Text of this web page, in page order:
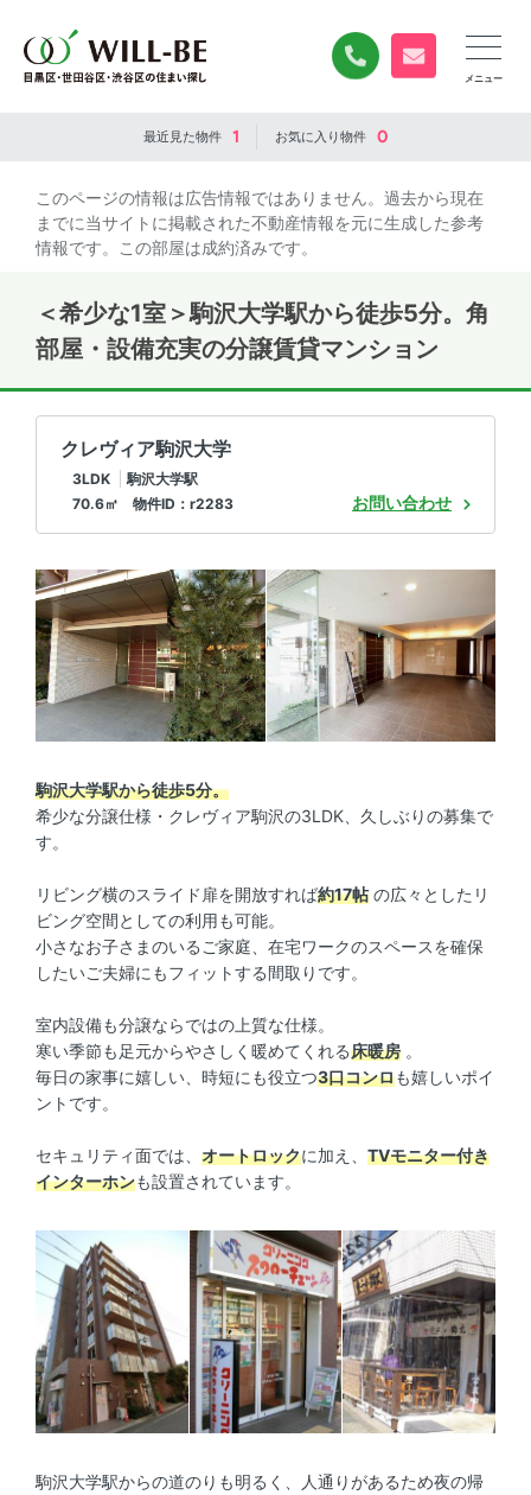
0120-840-834
無料お問い合
最近見た物件 1 お気に入り物件 0
このページの情報は広告情報ではありません。過去から現在
までに当サイトに掲載された不動産情報を元に生成した参考
情報です。この部屋は成約済みです。
＜希少な1室＞駒沢大学駅から徒歩5分。角
部屋・設備充実の分譲賃貸マンション
クレヴィア駒沢大学
3LDK
駒沢大学駅
70.6㎡ 物件ID：r2283
お問い合わせ
駒沢大学駅から徒歩5分。
希少な分譲仕様・クレヴィア駒沢の3LDK、久しぶりの募集で
す。
リビング横のスライド扉を開放すれば約17帖の広々としたリ
ビング空間としての利用も可能。
小さなお子さまのいるご家庭、在宅ワークのスペースを確保
したいご夫婦にもフィットする間取りです。
室内設備も分譲ならではの上質な仕様。
寒い季節も足元からやさしく暖めてくれる床暖房 。
毎日の家事に嬉しい、時短にも役立つ3口コンロも嬉しいポイ
ントです。
セキュリティ面では、 オートロックに加え、 TVモニター付き
インターホンも設置されています。
駒沢大学駅からの道のりも明るく、人通りがあるため夜の帰